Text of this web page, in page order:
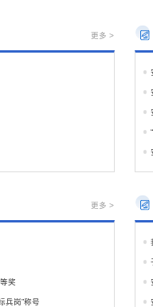
更多 >
更多 >
奖
兵岗”称号